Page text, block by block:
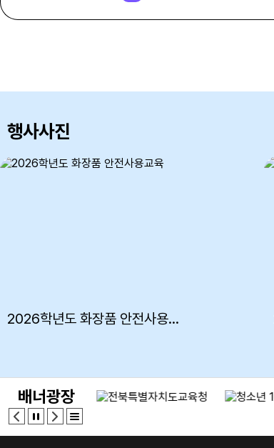
2
여름방학
5
여름방학
7
여름방학
8
여름방학
행사사진
2026학년도 화장품 안전사용교육
배너광장